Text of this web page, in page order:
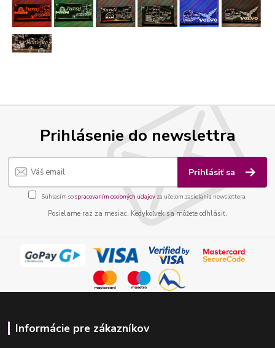
Prihlásenie do newslettra
Prihlásiť sa
Súhlasím sospracovaním osobných údajov za účelom zasielania newslettera.
Posielame raz za mesiac. Kedykoľvek sa môžete odhlásiť.
Informácie pre zákazníkov